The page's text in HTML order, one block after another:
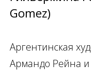
Gomez)
Аргентинская
Армандо Рейна и